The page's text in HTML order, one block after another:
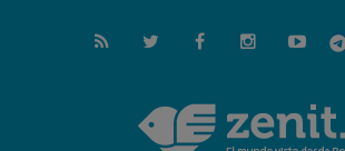
La matanza de niños en Gaza
muertos en 300 días
Tagle: La guerra desfigura el
revelación de Dios lo transfigura